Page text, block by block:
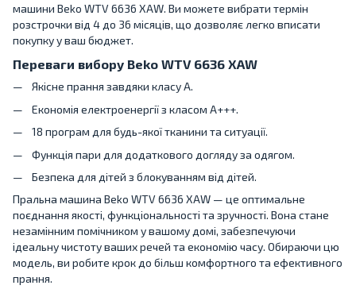
машини Beko WTV 6636 XAW. Ви можете вибрати термін
розстрочки від 4 до 36 місяців, що дозволяє легко вписати
покупку у ваш бюджет.
Переваги вибору Beko WTV 6636 XAW
Якісне прання завдяки класу A.
Економія електроенергії з класом A+++.
18 програм для будь-якої тканини та ситуації.
Функція пари для додаткового догляду за одягом.
Безпека для дітей з блокуванням від дітей.
Пральна машина Beko WTV 6636 XAW — це оптимальне
поєднання якості, функціональності та зручності. Вона стане
незамінним помічником у вашому домі, забезпечуючи
ідеальну чистоту ваших речей та економію часу. Обираючи цю
модель, ви робите крок до більш комфортного та ефективного
прання.